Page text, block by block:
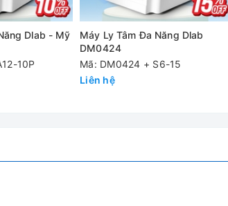
force, bước cài đặt 10
cho chế độ giảm tốc
Dlab - Mỹ
10P
Máy Ly Tâm Đa Năng Dlab
DM0424
Mã: DM0424 + S6-15
Liên hệ